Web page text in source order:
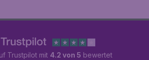
Trustpilot mit 4.2 von 5 bewertet